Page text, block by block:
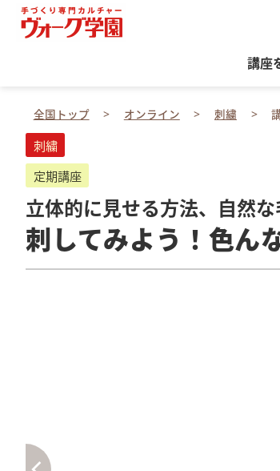
講座
全国トップ オンライン 刺繍
刺繍
定期講座
立体的に見せる方法、自然
刺してみよう！色